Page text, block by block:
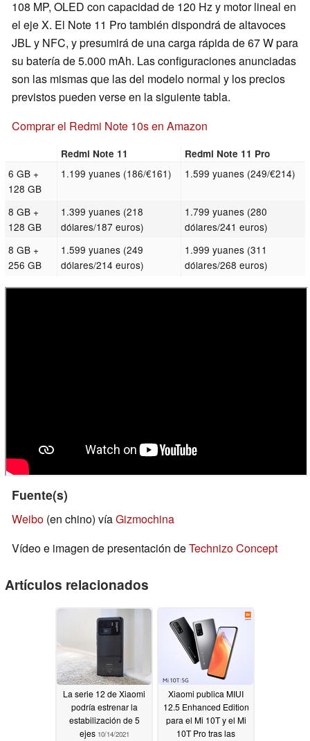
108 MP, OLED con capacidad de 120 Hz y motor lineal en
el eje X. El Note 11 Pro también dispondrá de altavoces
JBL y NFC, y presumirá de una carga rápida de 67 W para
su batería de 5.000 mAh. Las configuraciones anunciadas
son las mismas que las del modelo normal y los precios
previstos pueden verse en la siguiente tabla.
Comprar el Redmi Note 10s en Amazon
Redmi Note 11 Redmi Note 11 Pro
6 GB +
128 GB
1.199 yuanes (186/€161) 1.599 yuanes (249/€214)
8 GB +
128 GB
1.399 yuanes (218
dólares/187 euros)
1.799 yuanes (280
dólares/241 euros)
8 GB +
256 GB
1.599 yuanes (249
dólares/214 euros)
1.999 yuanes (311
dólares/268 euros)
Fuente(s)
Weibo (en chino) víaGizmochina
Vídeo e imagen de presentación deTechnizo Concept
Artículos relacionados
La serie 12 de Xiaomi
podría estrenar la
estabilización de 5
ejes 10/14/2021
Xiaomi publica MIUI
12.5 Enhanced Edition
para el Mi 10T y el Mi
10T Pro tras las